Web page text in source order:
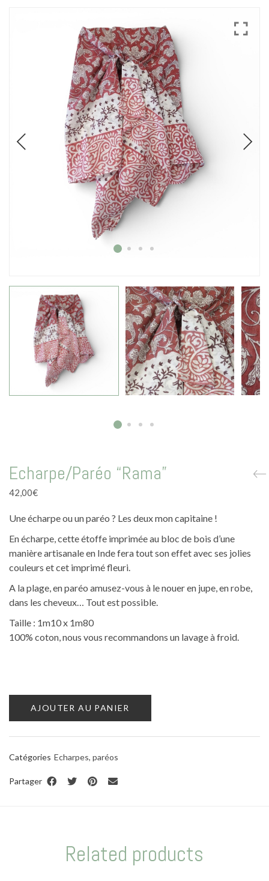
Echarpes / Pareos
Blouses et jupes
Sacs en Kantha
Pochettes ordinateur
Trousses de toilette
La vie en bleu
La vie en rose
Carte cadeau
Echarpe/Paréo “Rama”
42,00€
Une écharpe ou un paréo ? Les deux mon capitaine !
En écharpe, cette étoffe imprimée au bloc de bois d’une
manière artisanale en Inde fera tout son effet avec ses jolies
couleurs et cet imprimé fleuri.
A la plage, en paréo amusez-vous à le nouer en jupe, en robe,
dans les cheveux… Tout est possible.
Taille : 1m10 x 1m80
100% coton, nous vous recommandons un lavage à froid.
AJOUTER AU PANIER
Catégories Echarpes, paréos
Partager
Related products